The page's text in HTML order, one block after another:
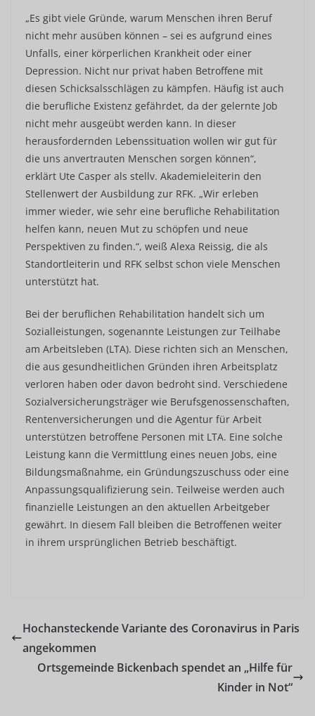
„Es gibt viele Gründe, warum Menschen ihren Beruf
nicht mehr ausüben können – sei es aufgrund eines
Unfalls, einer körperlichen Krankheit oder einer
Depression. Nicht nur privat haben Betroffene mit
diesen Schicksalsschlägen zu kämpfen. Häufig ist auch
die berufliche Existenz gefährdet, da der gelernte Job
nicht mehr ausgeübt werden kann. In dieser
herausfordernden Lebenssituation wollen wir gut für
die uns anvertrauten Menschen sorgen können“,
erklärt Ute Casper als stellv. Akademieleiterin den
Stellenwert der Ausbildung zur RFK. „Wir erleben
immer wieder, wie sehr eine berufliche Rehabilitation
helfen kann, neuen Mut zu schöpfen und neue
Perspektiven zu finden.“, weiß Alexa Reissig, die als
Standortleiterin und RFK selbst schon viele Menschen
unterstützt hat.
Bei der beruflichen Rehabilitation handelt sich um
Sozialleistungen, sogenannte Leistungen zur Teilhabe
am Arbeitsleben (LTA). Diese richten sich an Menschen,
die aus gesundheitlichen Gründen ihren Arbeitsplatz
verloren haben oder davon bedroht sind. Verschiedene
Sozialversicherungsträger wie Berufsgenossenschaften,
Rentenversicherungen und die Agentur für Arbeit
unterstützen betroffene Personen mit LTA. Eine solche
Leistung kann die Vermittlung eines neuen Jobs, eine
Bildungsmaßnahme, ein Gründungszuschuss oder eine
Anpassungsqualifizierung sein. Teilweise werden auch
finanzielle Leistungen an den aktuellen Arbeitgeber
gewährt. In diesem Fall bleiben die Betroffenen weiter
in ihrem ursprünglichen Betrieb beschäftigt.
Hochansteckende Variante des Coronavirus in Paris
angekommen
Ortsgemeinde Bickenbach spendet an „Hilfe für
Kinder in Not“